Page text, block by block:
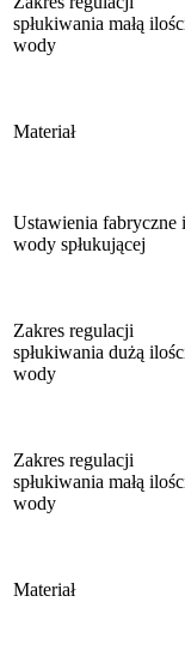
spłukiwania małą
wody
Materiał
Ustawienia fabryczne
wody spłukującej
Zakres regulacji
spłukiwania dużą
wody
Zakres regulacji
spłukiwania małą
wody
Materiał